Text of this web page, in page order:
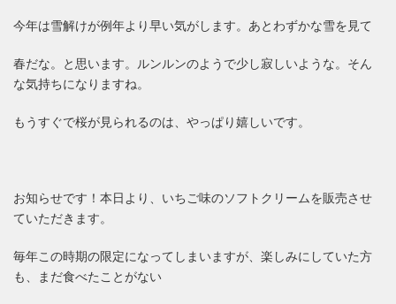
今年は雪解けが例年より早い気がします。あとわずかな雪を見て
春だな。と思います。ルンルンのようで少し寂しいような。そん
な気持ちになりますね。
もうすぐで桜が見られるのは、やっぱり嬉しいです。
お知らせです！本日より、いちご味のソフトクリームを販売させ
ていただきます。
毎年この時期の限定になってしまいますが、楽しみにしていた方
も、まだ食べたことがない